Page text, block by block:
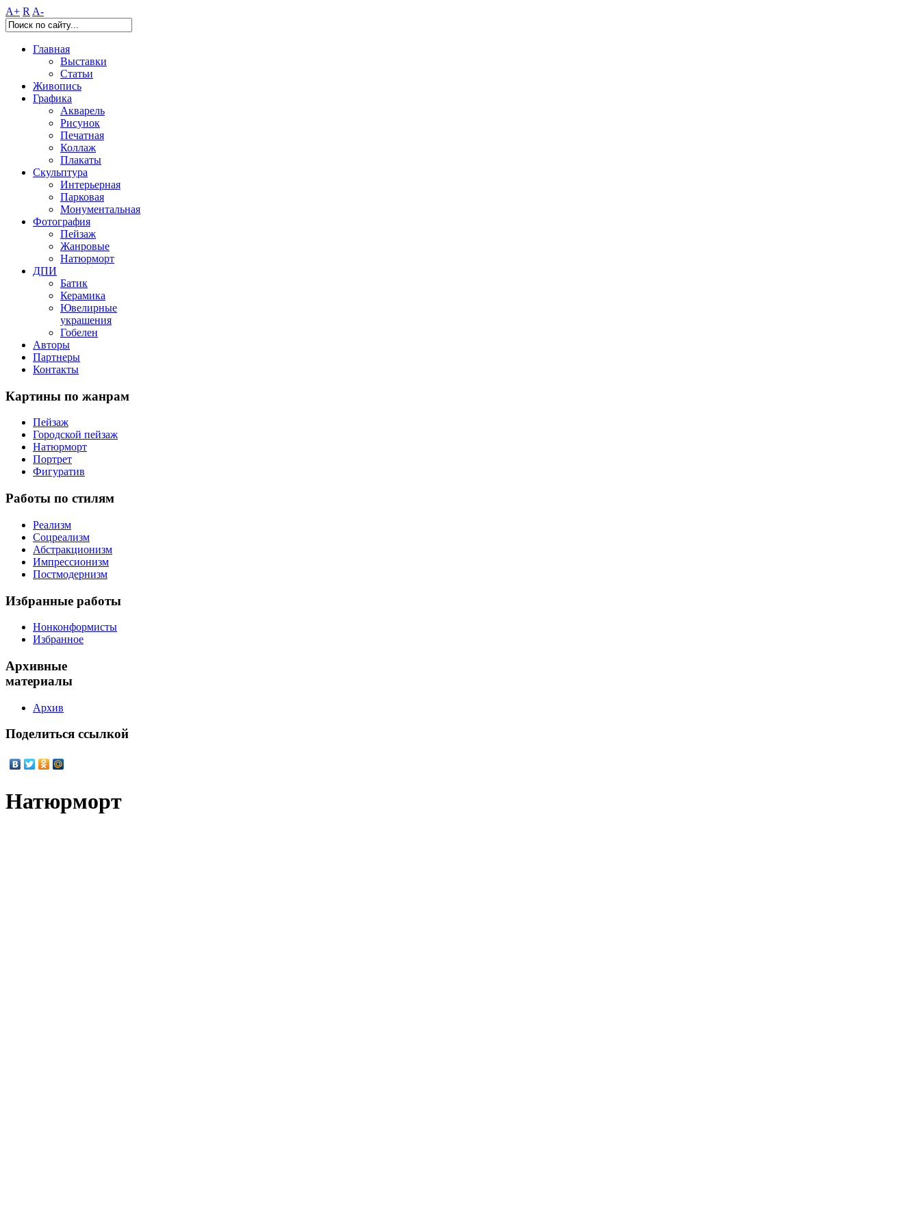
A+ R A-
Главная
Выставки
Статьи
Живопись
Графика
Акварель
Рисунок
Печатная
Коллаж
Плакаты
Скульптура
Интерьерная
Парковая
Монументальная
Фотография
Пейзаж
Жанровые
Натюрморт
ДПИ
Батик
Керамика
Ювелирные
украшения
Гобелен
Авторы
Партнеры
Контакты
Картины по жанрам
Пейзаж
Городской пейзаж
Натюрморт
Портрет
Фигуратив
Работы по стилям
Реализм
Соцреализм
Абстракционизм
Импрессионизм
Постмодернизм
Избранные работы
Нонконформисты
Избранное
Архивные
материалы
Архив
Поделиться ссылкой
Натюрморт